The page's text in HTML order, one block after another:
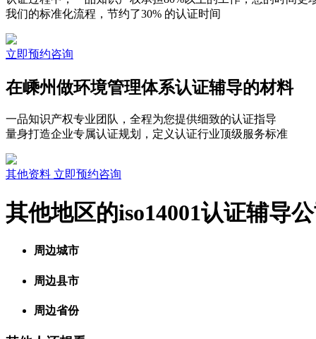
我们的标准化流程，节约了30% 的认证时间
立即预约咨询
在嵊州做环境管理体系认证辅导的材料
一品知识产权专业团队，全程为您提供细致的认证指导
量身打造企业专属认证规划，定义认证行业顶级服务标准
其他资料 立即预约咨询
其他地区的iso14001认证辅导
周边城市
周边县市
周边省份